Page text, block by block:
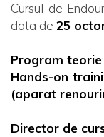
Cursul de
data de 25
Program teorie
Hands-on
(aparat
Director de